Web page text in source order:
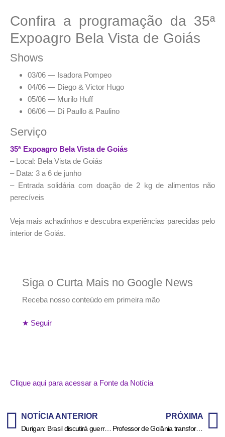
Confira a programação da 35ª
Expoagro Bela Vista de Goiás
Shows
03/06 — Isadora Pompeo
04/06 — Diego & Victor Hugo
05/06 — Murilo Huff
06/06 — Di Paullo & Paulino
Serviço
35ª Expoagro Bela Vista de Goiás
– Local: Bela Vista de Goiás
– Data: 3 a 6 de junho
– Entrada solidária com doação de 2 kg de alimentos não
perecíveis
Veja mais achadinhos e descubra experiências parecidas pelo
interior de Goiás.
Siga o Curta Mais no Google News
Receba nosso conteúdo em primeira mão
★ Seguir
Clique aqui para acessar a Fonte da Notícia
NOTÍCIA ANTERIOR
Durigan: Brasil discutirá guerra e minerais em reuniões do Brics e G7
PRÓXIMA
Professor de Goiânia transforma aula em curta-metragem